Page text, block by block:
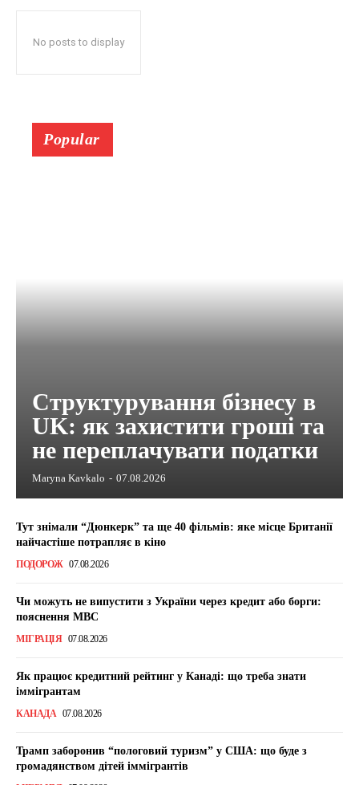
No posts to display
Popular
Структурування бізнесу в
UK: як захистити гроші та
не переплачувати податки
Maryna Kavkalo - 07.08.2026
Тут знімали “Дюнкерк” та ще 40 фільмів: яке місце Британії
найчастіше потрапляє в кіно
ПОДОРОЖ 07.08.2026
Чи можуть не випустити з України через кредит або борги:
пояснення МВС
МІГРАЦІЯ 07.08.2026
Як працює кредитний рейтинг у Канаді: що треба знати
іммігрантам
КАНАДА 07.08.2026
Трамп заборонив “пологовий туризм” у США: що буде з
громадянством дітей іммігрантів